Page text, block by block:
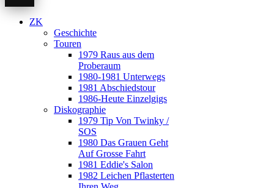
ZK
Geschichte
Touren
1979 Raus aus dem
Proberaum
1980-1981 Unterwegs
1981 Abschiedstour
1986-Heute Einzelgigs
Diskographie
1979 Tip Von Twinky /
SOS
1980 Das Grauen Geht
Auf Grosse Fahrt
1981 Eddie's Salon
1982 Leichen Pflasterten